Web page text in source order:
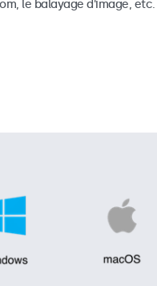
le balayage d'image, etc.